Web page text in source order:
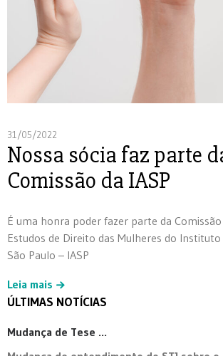
31/05/2022
Nossa sócia faz parte
Comissão da IASP
É uma honra poder fazer parte da
Estudos de Direito das Mulheres do Instituto
São Paulo – IASP
Leia mais
ÚLTIMAS NOTÍCIAS
Mudança de Tese ...